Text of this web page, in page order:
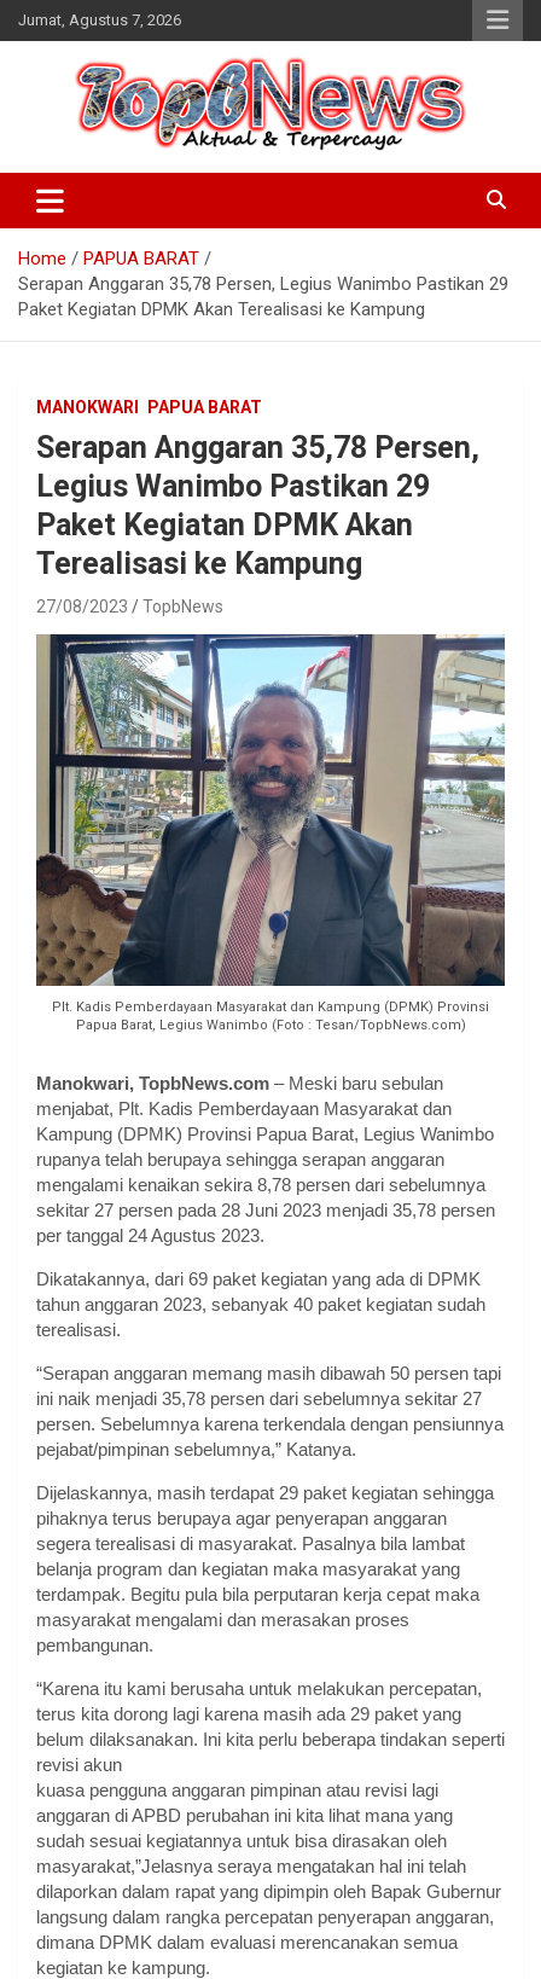
Skip
to
Jumat, Agustus 7, 2026
Home
PAPUA BARAT
Serapan Anggaran 35,78 Persen, Legius Wanimbo Pastikan 29
Paket Kegiatan DPMK Akan Terealisasi ke Kampung
MANOKWARI PAPUA BARAT
Serapan Anggaran 35,78 Persen,
Legius Wanimbo Pastikan 29
Paket Kegiatan DPMK Akan
Terealisasi ke Kampung
27/08/2023 TopbNews
Plt. Kadis Pemberdayaan Masyarakat dan Kampung (DPMK) Provinsi
Papua Barat, Legius Wanimbo (Foto : Tesan/TopbNews.com)
Manokwari, TopbNews.com – Meski baru sebulan
menjabat, Plt. Kadis Pemberdayaan Masyarakat dan
Kampung (DPMK) Provinsi Papua Barat, Legius Wanimbo
rupanya telah berupaya sehingga serapan anggaran
mengalami kenaikan sekira 8,78 persen dari sebelumnya
sekitar 27 persen pada 28 Juni 2023 menjadi 35,78 persen
per tanggal 24 Agustus 2023.
Dikatakannya, dari 69 paket kegiatan yang ada di DPMK
tahun anggaran 2023, sebanyak 40 paket kegiatan sudah
terealisasi.
“Serapan anggaran memang masih dibawah 50 persen tapi
ini naik menjadi 35,78 persen dari sebelumnya sekitar 27
persen. Sebelumnya karena terkendala dengan pensiunnya
pejabat/pimpinan sebelumnya,” Katanya.
Dijelaskannya, masih terdapat 29 paket kegiatan sehingga
pihaknya terus berupaya agar penyerapan anggaran
segera terealisasi di masyarakat. Pasalnya bila lambat
belanja program dan kegiatan maka masyarakat yang
terdampak. Begitu pula bila perputaran kerja cepat maka
masyarakat mengalami dan merasakan proses
pembangunan.
“Karena itu kami berusaha untuk melakukan percepatan,
terus kita dorong lagi karena masih ada 29 paket yang
belum dilaksanakan. Ini kita perlu beberapa tindakan seperti
revisi akun
kuasa pengguna anggaran pimpinan atau revisi lagi
anggaran di APBD perubahan ini kita lihat mana yang
sudah sesuai kegiatannya untuk bisa dirasakan oleh
masyarakat,”Jelasnya seraya mengatakan hal ini telah
dilaporkan dalam rapat yang dipimpin oleh Bapak Gubernur
langsung dalam rangka percepatan penyerapan anggaran,
dimana DPMK dalam evaluasi merencanakan semua
kegiatan ke kampung.